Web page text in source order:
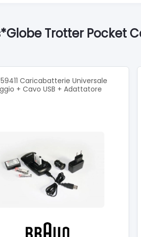
Trotter Pocket
Caricabatterie Universale
+ Cavo USB + Adattatore